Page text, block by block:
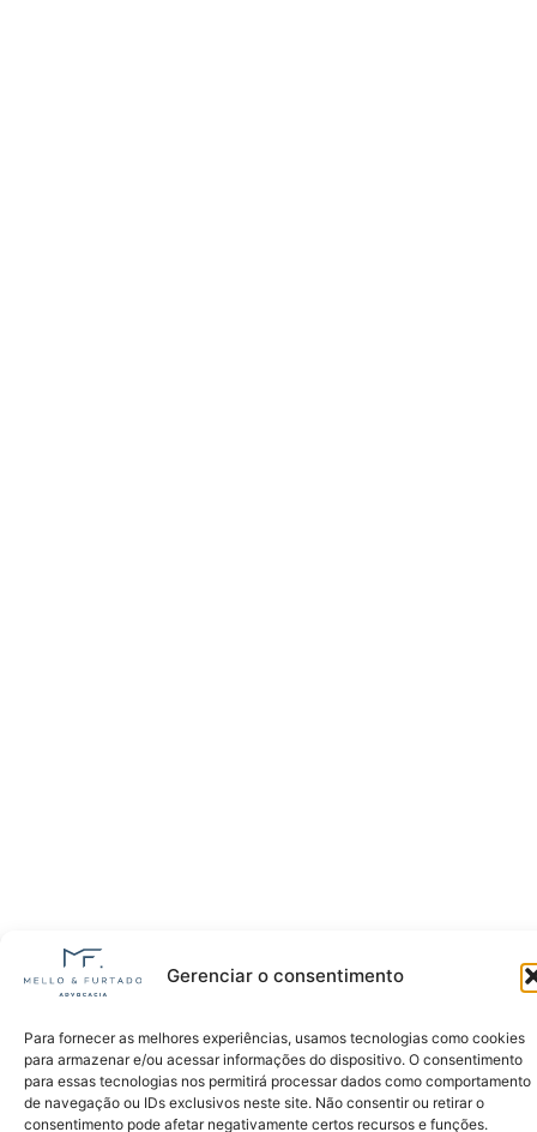
Gerenciar o consentimento
Para fornecer as melhores experiências, usamos tecnologias como cookies
para armazenar e/ou acessar informações do dispositivo. O consentimento
para essas tecnologias nos permitirá processar dados como comportamento
de navegação ou IDs exclusivos neste site. Não consentir ou retirar o
consentimento pode afetar negativamente certos recursos e funções.